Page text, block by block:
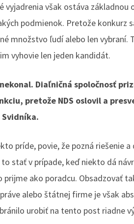
vyjadrenia však ostáva
podmienok. Pretože konkurz
množstvo ľudí alebo len vybraní.
vyhovie len jeden kandidát.
Diaľničná spoločnosť
pretože NDS oslovil a
príde, povie, že pozná riešenie
stať v prípade, keď niekto dá
prijme ako poradcu. Obsadzovať
alebo štátnej firme je však
urobiť na tento post riadne